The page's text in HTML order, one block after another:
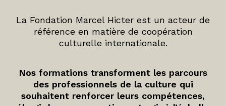
La Fondation Marcel Hicter est un acteur de
référence en matière de coopération
culturelle internationale.
Nos formations transforment les parcours
des professionnels de la culture qui
souhaitent renforcer leurs compétences,